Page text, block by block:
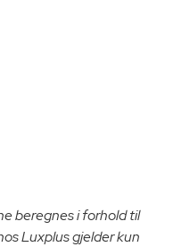
beregnes i forhold til
Luxplus gjelder kun